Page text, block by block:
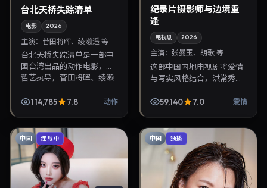
台北天桥失踪清单
电影 2026
主演： 菅田将晖、绫濑遥 等
台北天桥失踪清单是一部中
国台湾出品的动作电影，陈
哲艺执导，菅田将晖、绫濑
院线上映。剧情围绕都市情
114,785 7.8 动作
纪录片摄影师与边境重
逢
电视剧 2026
主演：张曼玉、胡歌 等
这部中国内地电视剧将爱情
与写实风格结合，洪常秀掌
角。2026年7月4日与观众
59,140 7.0 爱情
中国 连载中 中国 独播